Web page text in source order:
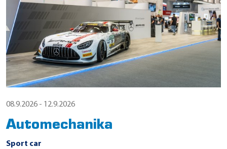
08.9.2026 - 12.9.2026
Automechanika
Sport car